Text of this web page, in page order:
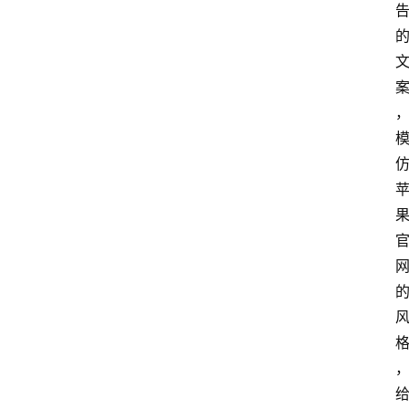
告
的
文
案
，
模
仿
苹
果
官
网
的
风
格
，
给